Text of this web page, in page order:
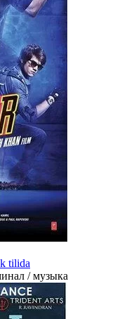
tilida
/ музыка